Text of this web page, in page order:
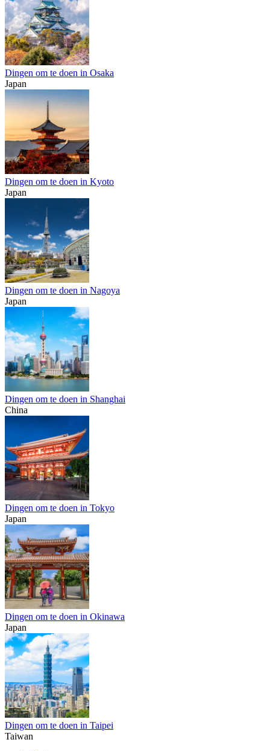
Dingen om te doen in Osaka
Japan
Dingen om te doen in Kyoto
Japan
Dingen om te doen in Nagoya
Japan
Dingen om te doen in Shanghai
China
Dingen om te doen in Tokyo
Japan
Dingen om te doen in Okinawa
Japan
Dingen om te doen in Taipei
Taiwan